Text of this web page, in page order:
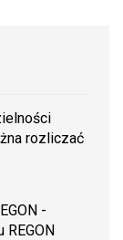
rozliczać
-
REGON